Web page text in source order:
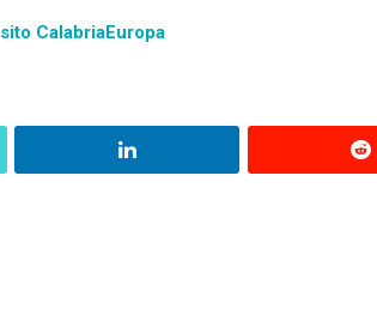
sito CalabriaEuropa